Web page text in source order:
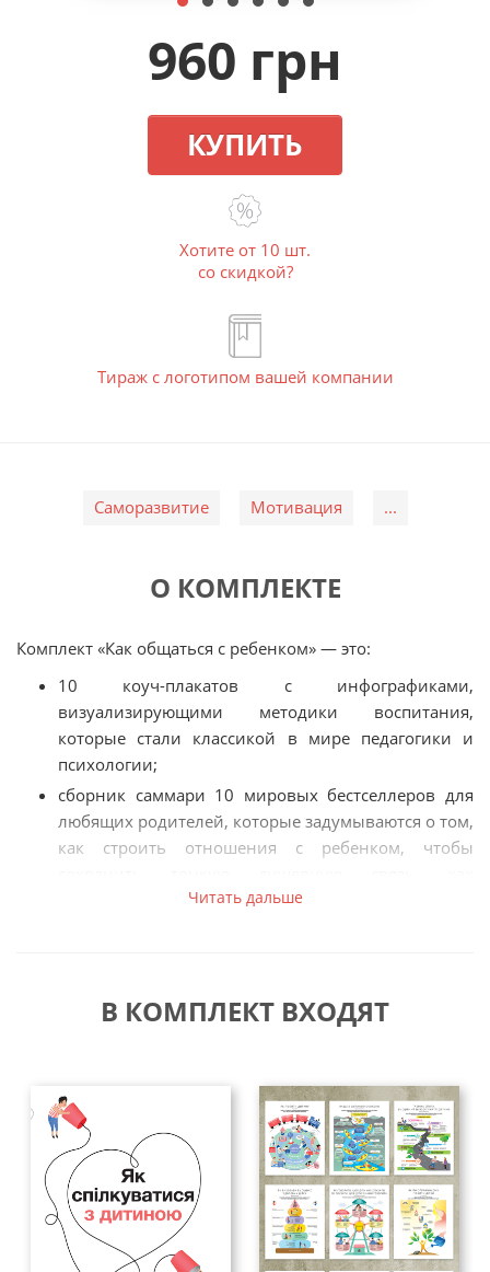
960 грн
КУПИТЬ
Хотите от 10 шт.
со скидкой?
Тираж с логотипом вашей компании
Саморазвитие Мотивация ...
О КОМПЛЕКТЕ
Комплект «Как общаться с ребенком» — это:
10 коуч-плакатов с инфографиками,
визуализирующими методики воспитания,
которые стали классикой в мире педагогики и
психологии;
сборник саммари 10 мировых бестселлеров для
любящих родителей, которые задумываются о том,
как строить отношения с ребенком, чтобы
воспитывать детей без крика и ругани;
использоваться отдельно, но вместе они создают
бестселлерах, которые легли в основу и сборников
саммари. Поэтому яркие инфографики коуч-плакатов
подскажут вам, какие книги помогут выстроить
здоровые и плодотворные отношения с вашим
ребенком. Или же наоборот: прочитав сборник
саммари, вы сможете оперативно вспомнить ключевые
идеи любимых книг благодаря выразительным
Читать дальше
В КОМПЛЕКТ ВХОДЯТ